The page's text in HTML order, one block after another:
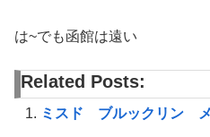
は~でも函館は遠い
Related Posts:
ミスド ブルックリン メ